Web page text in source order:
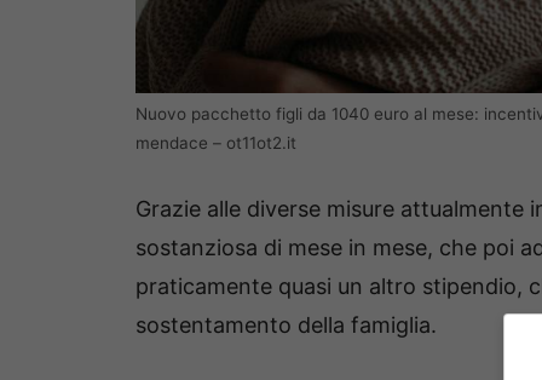
Nuovo pacchetto figli da 1040 euro al mese:
mendace – ot11ot2.it
Grazie alle diverse misure
sostanziosa di mese in mese, che poi
praticamente quasi un altro stipendio,
sostentamento della famiglia.